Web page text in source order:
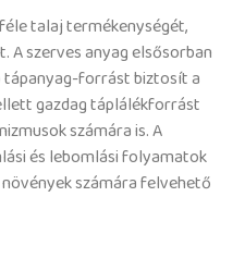
talaj termékenységét,
szerves anyag elsősorban
forrást biztosít a
gazdag táplálékforrást
számára is. A
és lebomlási folyamatok
számára felvehető